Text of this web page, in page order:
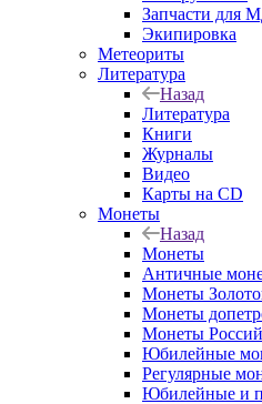
Запчасти для
Экипировка
Метеориты
Литература
Назад
Литература
Книги
Журналы
Видео
Карты на CD
Монеты
Назад
Монеты
Античные
Монеты
Монеты
Монеты
Юбилейные
Регулярные
Юбилейные и